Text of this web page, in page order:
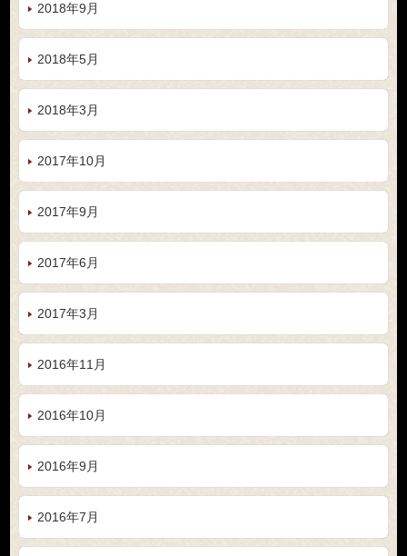
2018年9月
2018年5月
2018年3月
2017年10月
2017年9月
2017年6月
2017年3月
2016年11月
2016年10月
2016年9月
2016年7月